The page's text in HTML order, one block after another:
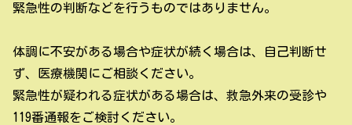
緊急性の判断などを行うものではありません。
体調に不安がある場合や症状が続く場合は、自己判断せ
ず、医療機関にご相談ください。
緊急性が疑われる症状がある場合は、救急外来の受診や
119番通報をご検討ください。